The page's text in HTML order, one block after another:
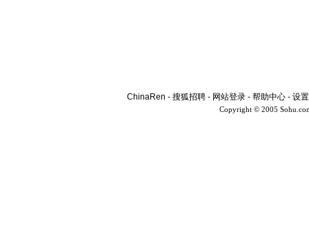
ChinaRen - 搜狐招聘 - 网站登录 - 帮助中心 - 设
Copyright © 2005